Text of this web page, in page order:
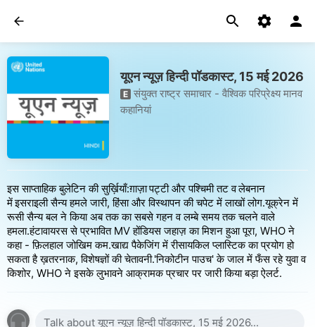
यूएन न्यूज़ हिन्दी पॉडकास्ट, 15 मई 2026
E संयुक्त राष्ट्र समाचार - वैश्विक परिप्रेक्ष्य मानव
कहानियां
इस साप्ताहिक बुलेटिन की सुर्ख़ियाँ:ग़ाज़ा पट्टी और पश्चिमी तट व लेबनान
में इसराइली सैन्य हमले जारी, हिंसा और विस्थापन की चपेट में लाखों लोग.यूक्रेन में
रूसी सैन्य बल ने किया अब तक का सबसे गहन व लम्बे समय तक चलने वाले
हमला.हंटावायरस से प्रभावित MV होंडियस जहाज़ का मिशन हुआ पूरा, WHO ने
कहा - फ़िलहाल जोखिम कम.खाद्य पैकेजिंग में रीसायकिल प्लास्टिक का प्रयोग हो
सकता है ख़तरनाक, विशेषज्ञों की चेतावनी.'निकोटीन पाउच' के जाल में फँस रहे युवा व
किशोर, WHO ने इसके लुभावने आक्रामक प्रचार पर जारी किया बड़ा ऐलर्ट.